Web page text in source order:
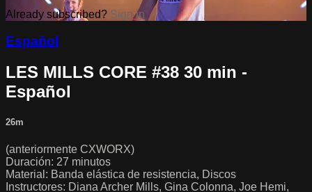
Already subscribed? Sign in
Español
LES MILLS CORE #38 30 min -
Español
26m
(anteriormente CXWORX)
Duración: 27 minutos
Material: Banda elástica de resistencia, Discos
Instructores: Diana Archer Mills, Gina Colonna, Joe Hemi,